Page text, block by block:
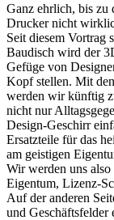
Ganz ehrlich, bis zu
Drucker nicht
Seit diesem Vortrag
Baudisch wird der
Gefüge von
Kopf stellen. Mit
werden wir künftig
nicht nur
Design-Geschirr
Ersatzteile für das
am geistigen
Wir werden uns
Eigentum, Lizenz-
Auf der anderen
und Geschäftsfelder